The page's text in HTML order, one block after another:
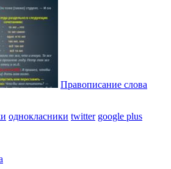
Правописание слова
однокласники twitter google plus